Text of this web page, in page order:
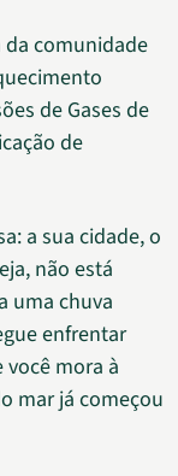
da comunidade
de Gases de
de
a sua cidade, o
não está
uma chuva
enfrentar
você mora à
mar já começou